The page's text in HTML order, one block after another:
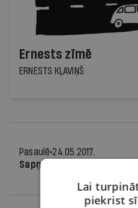
Ernests zīmē
ERNESTS KĻAVIŅŠ
Pasaulē 24.05.2017.
Sapņotāji un skrūvgrieži
Lai
piekrist